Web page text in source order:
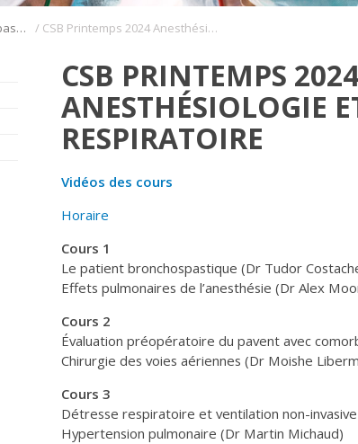
Cours de Sciences de base (CSB) / CSB Printemps 2024 Anesthésiologie et système respiratoire
CSB PRINTEMPS 2024
ANESTHÉSIOLOGIE
RESPIRATOIRE
Vidéos des cours
Horaire
Cours 1
Le patient bronchospastique (Dr Tudor
Effets pulmonaires de l’anesthésie (Dr Alex
Cours 2
Évaluation préopératoire du pavent avec
Chirurgie des voies aériennes (Dr Moishe
Cours 3
Détresse respiratoire et ventilation non-
Hypertension pulmonaire (Dr Martin Michaud)